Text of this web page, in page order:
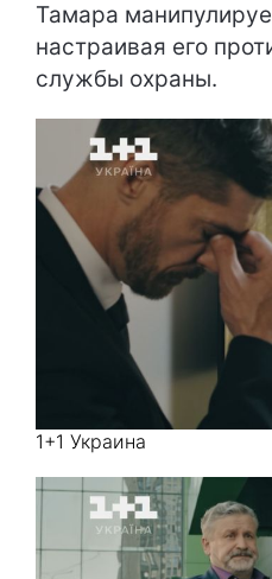
Тамара
настраивая его
службы охраны.
1+1 Украина